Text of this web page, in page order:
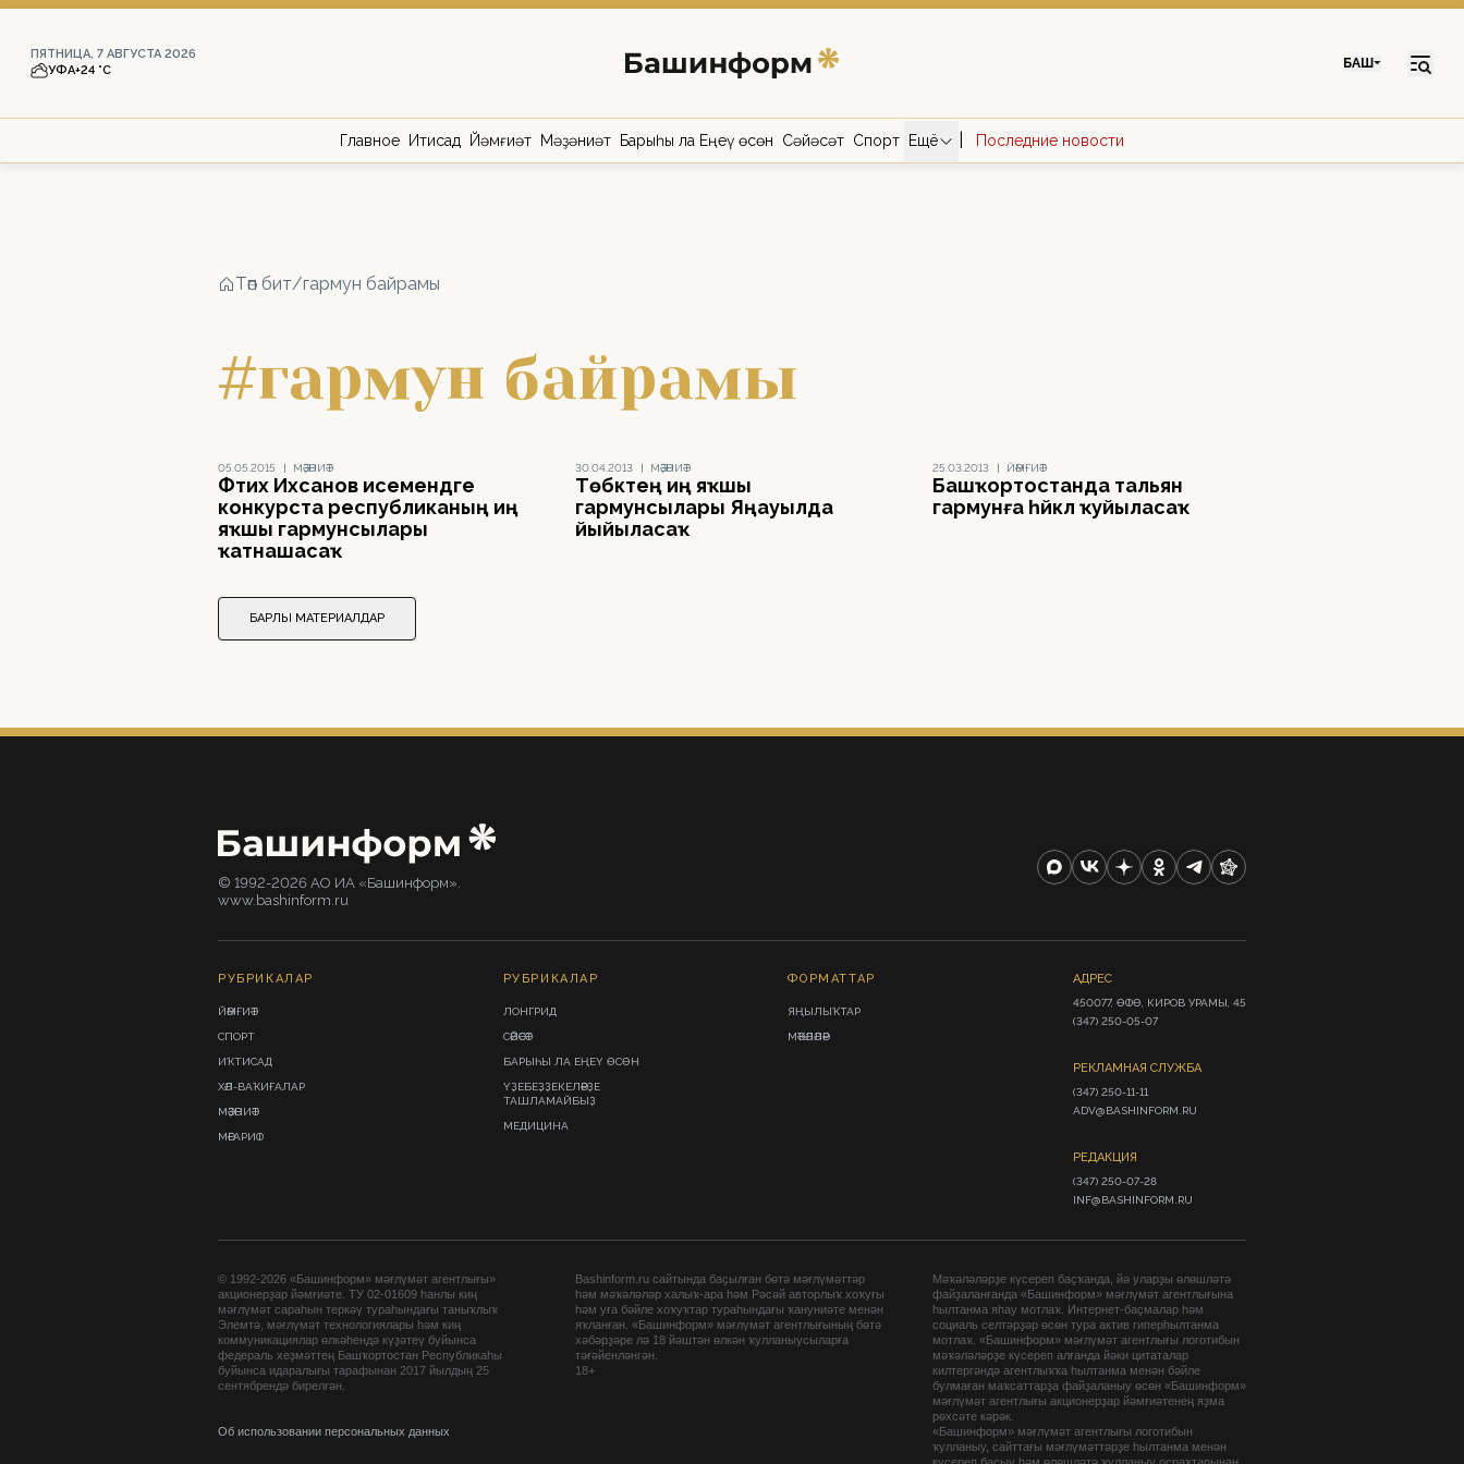
ПЯТНИЦА, 7 АВГУСТА 2026
УФА+24 °С БАШ
Главное Иҡтисад Йәмғиәт Мәҙәниәт Барыһы ла Еңеү өсөн Сәйәсәт Спорт Ещё Последние новости
Төп бит/гармун байрамы
#гармун байрамы
05.05.2015 | МӘҘӘНИӘТ
Фәтих Ихсанов исемендәге
конкурста республиканың иң
яҡшы гармунсылары
ҡатнашасаҡ
30.04.2013 | МӘҘӘНИӘТ
Төбәктең иң яҡшы
гармунсылары Яңауылда
йыйыласаҡ
25.03.2013 | ЙӘМҒИӘТ
Башҡортостанда тальян
гармунға һәйкәл ҡуйыласаҡ
БАРЛЫҠ МАТЕРИАЛДАР
© 1992-2026 АО ИА «Башинформ».
www.bashinform.ru
РУБРИКАЛАР
ЙӘМҒИӘТ
СПОРТ
ИҠТИСАД
ХӘЛ-ВАҠИҒАЛАР
МӘҘӘНИӘТ
МӘҒАРИФ
РУБРИКАЛАР
ЛОНГРИД
СӘЙӘСӘТ
БАРЫҺЫ ЛА ЕҢЕҮ ӨСӨН
ҮҘЕБЕҘҘЕКЕЛӘРҘЕ
ТАШЛАМАЙБЫҘ
МЕДИЦИНА
ФОРМАТТАР
ЯҢЫЛЫҠТАР
МӘҠӘЛӘЛӘР
АДРЕС
450077, ӨФӨ, КИРОВ УРАМЫ, 45
(347) 250-05-07
РЕКЛАМНАЯ СЛУЖБА
(347) 250-11-11
ADV@BASHINFORM.RU
РЕДАКЦИЯ
(347) 250-07-28
INF@BASHINFORM.RU
© 1992-2026 «Башинформ» мәғлүмәт агентлығы»
акционерҙар йәмғиәте. ТУ 02-01609 һанлы киң
мәғлүмәт сараһын теркәү тураһындағы таныҡлыҡ
Элемтә, мәғлүмәт технологиялары һәм киң
коммуникациялар өлкәһендә күҙәтеү буйынса
федераль хеҙмәттең Башҡортостан Республикаһы
буйынса идаралығы тарафынан 2017 йылдың 25
сентябрендә бирелгән.
Об использовании персональных данных
Bashinform.ru сайтында баҫылған бөтә мәғлүмәттәр
һәм мәҡәләләр халыҡ-ара һәм Рәсәй авторлыҡ хоҡуғы
һәм уға бәйле хоҡуҡтар тураһындағы ҡануниәте менән
яҡланған. «Башинформ» мәғлүмәт агентлығының бөтә
хәбәрҙәре лә 18 йәштән өлкән ҡулланыусыларға
тәғәйенләнгән.
18+
Мәҡәләләрҙе күсереп баҫҡанда, йә уларҙы өлөшләтә
файҙаланғанда «Башинформ» мәғлүмәт агентлығына
һылтанма яһау мотлаҡ. Интернет-баҫмалар һәм
социаль селтәрҙәр өсөн тура актив гиперһылтанма
мотлаҡ. «Башинформ» мәғлүмәт агентлығы логотибын
мәҡәләләрҙе күсереп алғанда йәки цитаталар
килтергәндә агентлыҡҡа һылтанма менән бәйле
булмаған маҡсаттарҙа файҙаланыу өсөн «Башинформ»
мәғлүмәт агентлығы акционерҙар йәмғиәтенең яҙма
рөхсәте кәрәк.
«Башинформ» мәғлүмәт агентлығы логотибын
ҡулланыу, сайттағы мәғлүмәттәрҙе һылтанма менән